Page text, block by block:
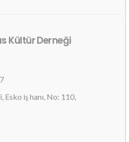
Kültür Derneği
iş hanı, No: 110,